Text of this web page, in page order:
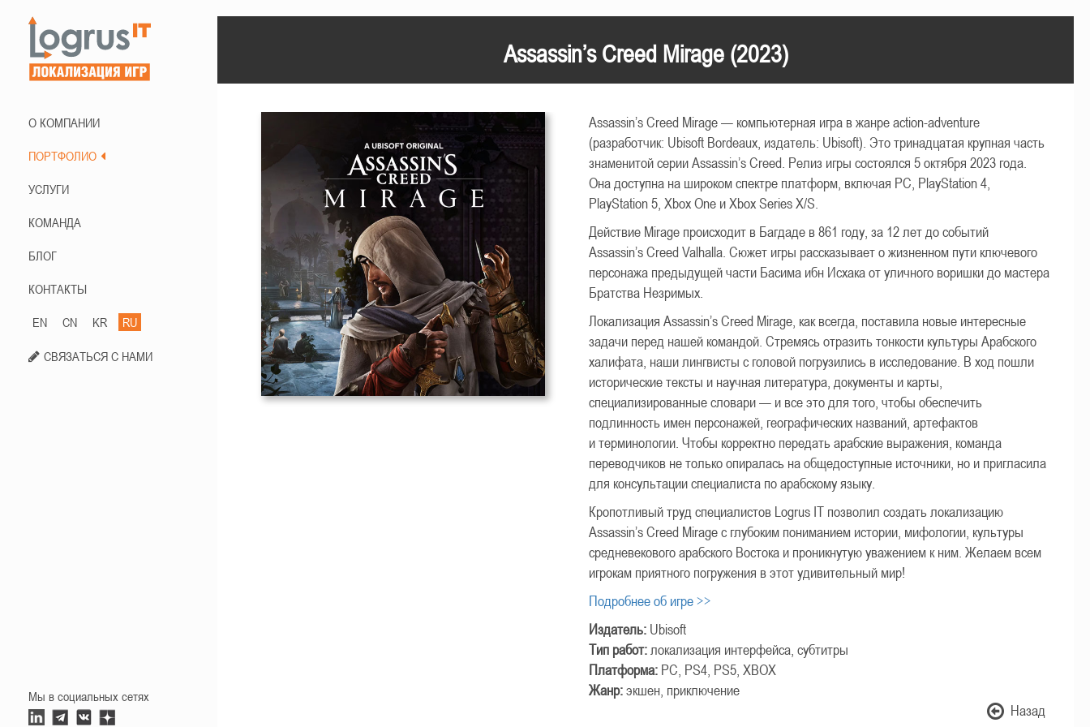
О КОМПАНИИ
ПОРТФОЛИО
УСЛУГИ
КОМАНДА
БЛОГ
КОНТАКТЫ
EN CN KR RU
СВЯЗАТЬСЯ С НАМИ
Мы в социальных сетях
Assassin’s Creed Mirage (2023)
Assassin’s Creed Mirage — компьютерная игра в жанре action-adventure
(разработчик: Ubisoft Bordeaux, издатель: Ubisoft). Это тринадцатая крупная часть
знаменитой серии Assassin’s Creed. Релиз игры состоялся 5 октября 2023 года.
Она доступна на широком спектре платформ, включая PC, PlayStation 4,
PlayStation 5, Xbox One и Xbox Series X/S.
Действие Mirage происходит в Багдаде в 861 году, за 12 лет до событий
Assassin’s Creed Valhalla. Сюжет игры рассказывает о жизненном пути ключевого
персонажа предыдущей части Басима ибн Исхака от уличного воришки до мастера
Братства Незримых.
Локализация Assassin’s Creed Mirage, как всегда, поставила новые интересные
задачи перед нашей командой. Стремясь отразить тонкости культуры Арабского
халифата, наши лингвисты с головой погрузились в исследование. В ход пошли
исторические тексты и научная литература, документы и карты,
специализированные словари — и все это для того, чтобы обеспечить
подлинность имен персонажей, географических названий, артефактов
и терминологии. Чтобы корректно передать арабские выражения, команда
переводчиков не только опиралась на общедоступные источники, но и пригласила
для консультации специалиста по арабскому языку.
Кропотливый труд специалистов Logrus IT позволил создать локализацию
Assassin’s Creed Mirage с глубоким пониманием истории, мифологии, культуры
средневекового арабского Востока и проникнутую уважением к ним. Желаем всем
игрокам приятного погружения в этот удивительный мир!
Подробнее об игре >>
Издатель:Ubisoft
Тип работ:локализация интерфейса, субтитры
Платформа:PC, PS4, PS5, XBOX
Жанр:экшен, приключение
Назад